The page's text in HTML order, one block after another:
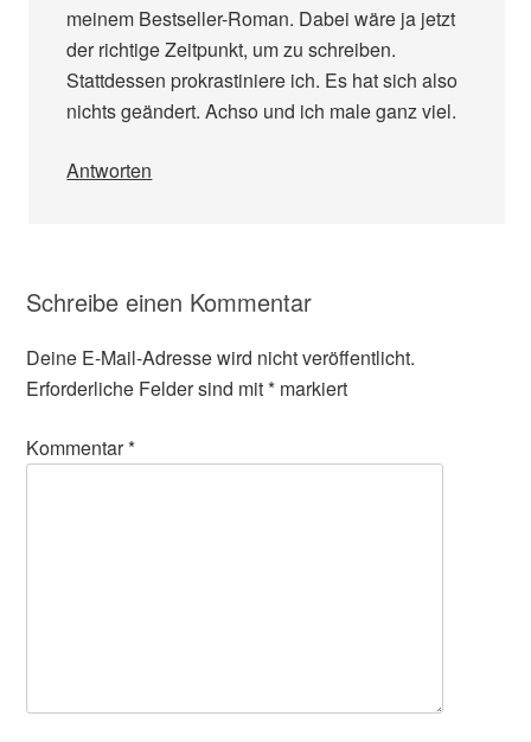
meinem Bestseller-Roman. Dabei wäre ja jetzt
der richtige Zeitpunkt, um zu schreiben.
Stattdessen prokrastiniere ich. Es hat sich also
nichts geändert. Achso und ich male ganz viel.
Antworten
Schreibe einen Kommentar
Deine E-Mail-Adresse wird nicht veröffentlicht.
Erforderliche Felder sind mit* markiert
Kommentar*